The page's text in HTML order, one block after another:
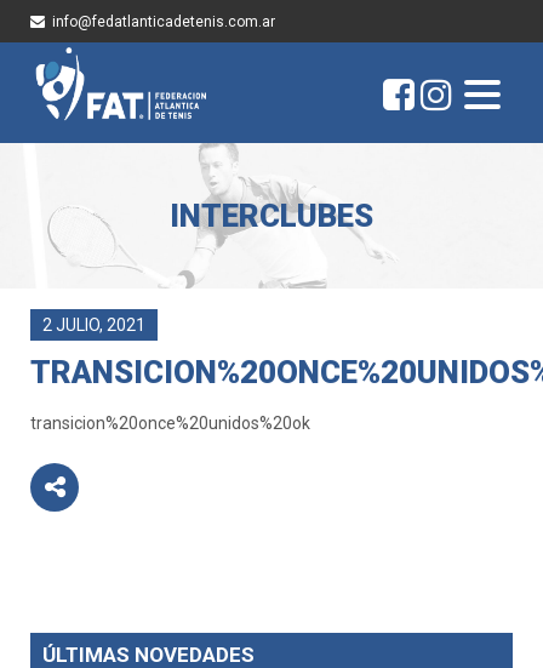
info@fedatlanticadetenis.com.ar
INTERCLUBES
2 JULIO, 2021
transicion%20once%20unidos%20ok
ÚLTIMAS NOVEDADES